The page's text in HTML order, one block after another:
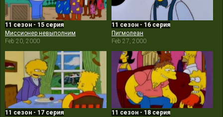
11 сезон - 15 серия
Миссионер невыполним
Feb 20, 2000
11 сезон - 16 серия
Пигмолеан
Feb 27, 2000
11 сезон - 17 серия
11 сезон - 18 серия